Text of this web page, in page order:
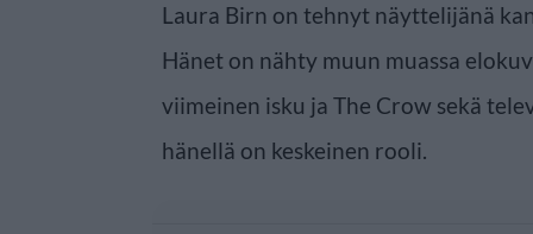
Laura Birn on tehnyt näyttelijänä
Hänet on nähty muun muassa
viimeinen isku ja The Crow sekä
hänellä on keskeinen rooli.